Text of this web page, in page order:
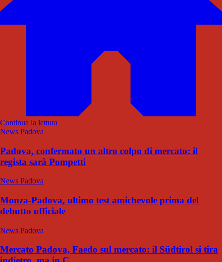
Continua la lettura
News Padova
Padova, confermato un altro colpo di mercato: il
regista sarà Pompetti
News Padova
Monza-Padova, ultimo test amichevole prima del
debutto ufficiale
News Padova
Mercato Padova, Faedo sul mercato: il Südtirol si tira